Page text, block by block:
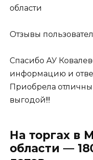
области
Отзывы
Спасибо АУ
информацию и
Приобрела
выгодой!!!
На торгах в
области —